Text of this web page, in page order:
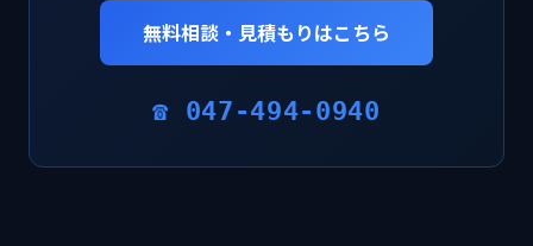
無料相談・見積もりはこちら
☎ 047-494-0940